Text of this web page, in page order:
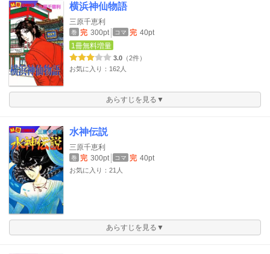
横浜神仙物語
三原千恵利
巻 完 300pt コマ 完 40pt
1冊無料増量
3.0 （2件）
お気に入り：162人
あらすじを見る▼
水神伝説
三原千恵利
巻 完 300pt コマ 完 40pt
お気に入り：21人
あらすじを見る▼